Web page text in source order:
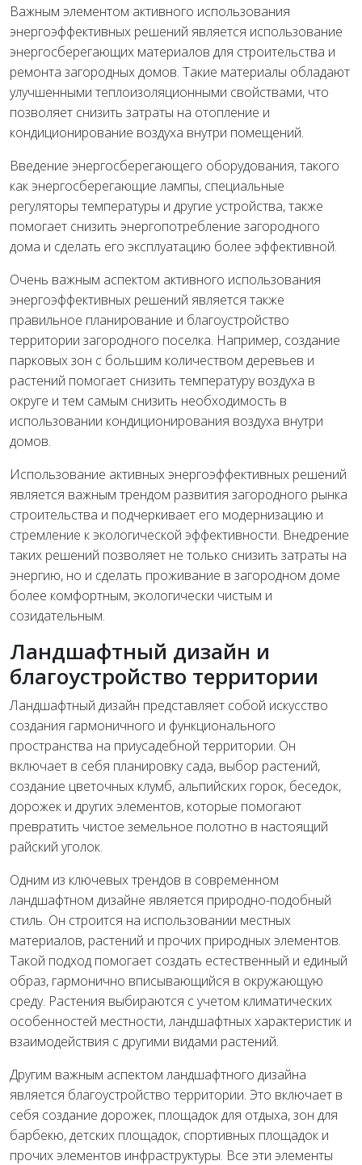
Важным элементом активного использования
энергоэффективных решений является использование
энергосберегающих материалов для строительства и
ремонта загородных домов. Такие материалы обладают
улучшенными теплоизоляционными свойствами, что
позволяет снизить затраты на отопление и
кондиционирование воздуха внутри помещений.
Введение энергосберегающего оборудования, такого
как энергосберегающие лампы, специальные
регуляторы температуры и другие устройства, также
помогает снизить энергопотребление загородного
дома и сделать его эксплуатацию более эффективной.
Очень важным аспектом активного использования
энергоэффективных решений является также
правильное планирование и благоустройство
территории загородного поселка. Например, создание
парковых зон с большим количеством деревьев и
растений помогает снизить температуру воздуха в
округе и тем самым снизить необходимость в
использовании кондиционирования воздуха внутри
домов.
Использование активных энергоэффективных решений
является важным трендом развития загородного рынка
строительства и подчеркивает его модернизацию и
стремление к экологической эффективности. Внедрение
таких решений позволяет не только снизить затраты на
энергию, но и сделать проживание в загородном доме
более комфортным, экологически чистым и
созидательным.
Ландшафтный дизайн и
благоустройство территории
Ландшафтный дизайн представляет собой искусство
создания гармоничного и функционального
пространства на приусадебной территории. Он
включает в себя планировку сада, выбор растений,
создание цветочных клумб, альпийских горок, беседок,
дорожек и других элементов, которые помогают
превратить чистое земельное полотно в настоящий
райский уголок.
Одним из ключевых трендов в современном
ландшафтном дизайне является природно-подобный
стиль. Он строится на использовании местных
материалов, растений и прочих природных элементов.
Такой подход помогает создать естественный и единый
образ, гармонично вписывающийся в окружающую
среду. Растения выбираются с учетом климатических
особенностей местности, ландшафтных характеристик и
взаимодействия с другими видами растений.
Другим важным аспектом ландшафтного дизайна
является благоустройство территории. Это включает в
себя создание дорожек, площадок для отдыха, зон для
барбекю, детских площадок, спортивных площадок и
прочих элементов инфраструктуры. Все эти элементы